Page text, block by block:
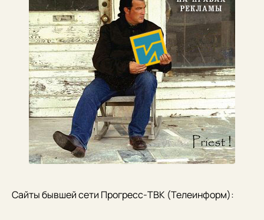
Сайты бывшей сети Прогресс-ТВК (Телеинформ):